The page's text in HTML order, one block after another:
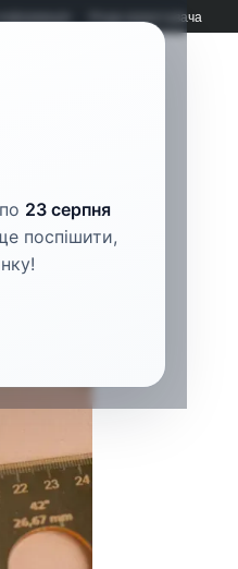
по 23 серпня
поспішити,
Угода користувача